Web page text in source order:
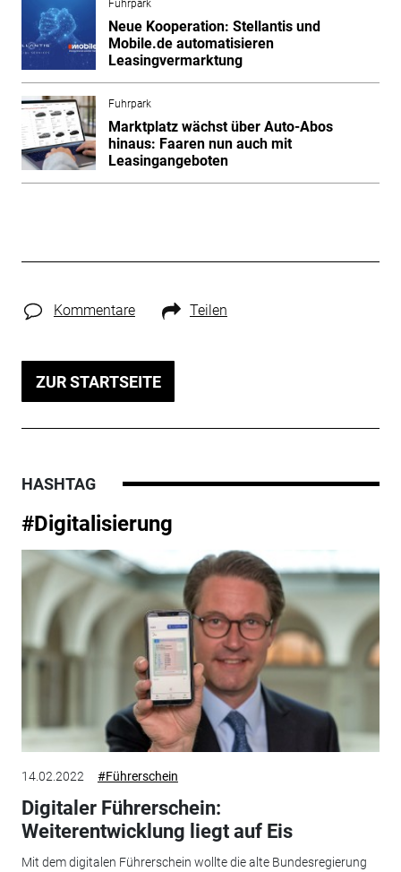
Fuhrpark
Neue Kooperation: Stellantis und
Mobile.de automatisieren
Leasingvermarktung
Fuhrpark
Marktplatz wächst über Auto-Abos
hinaus: Faaren nun auch mit
Leasingangeboten
Kommentare Teilen
ZUR STARTSEITE
HASHTAG
#Digitalisierung
14.02.2022 #Führerschein
Digitaler Führerschein:
Weiterentwicklung liegt auf Eis
Mit dem digitalen Führerschein wollte die alte Bundesregierung